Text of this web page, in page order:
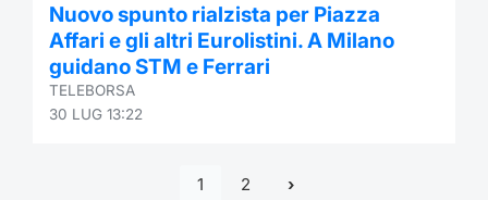
Nuovo spunto rialzista per Piazza
Affari e gli altri Eurolistini. A Milano
guidano STM e Ferrari
TELEBORSA
30 LUG 13:22
1 2